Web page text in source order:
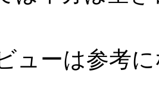
ューは参考